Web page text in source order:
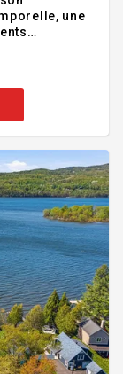
une
secondaire.
de vie
double